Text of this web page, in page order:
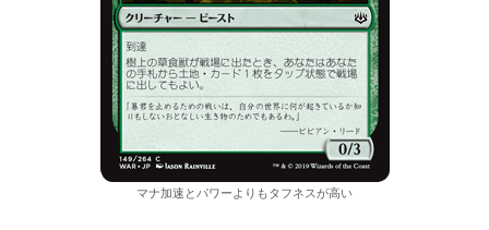
マナ加速とパワーよりもタフネスが高い